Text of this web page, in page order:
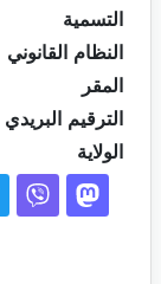
التسمية
النظام القانوني
المقر
الترقيم البريدي
الولاية